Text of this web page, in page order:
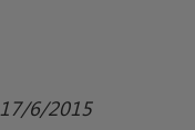
17/6/2015